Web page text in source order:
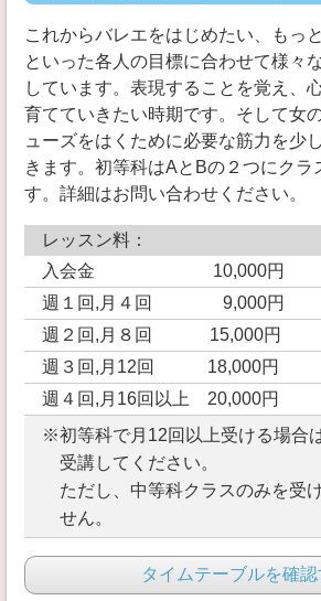
これからバレエをはじめたい、もっ
といった各人の目標に合わせて様々
しています。表現することを覚え、
育てていきたい時期です。そして女
ューズをはくために必要な筋力を少
きます。初等科はAとBの２つにクラ
す。詳細はお問い合わせください。
レッスン料：
入会金 10,000円
週１回,月４回 9,000円
週２回,月８回 15,000円
週３回,月12回 18,000円
週４回,月16回以上 20,000円
※初等科で月12回以上受ける場合
受講してください。
ただし、中等科クラスのみを受
せん。
タイムテーブルを確認